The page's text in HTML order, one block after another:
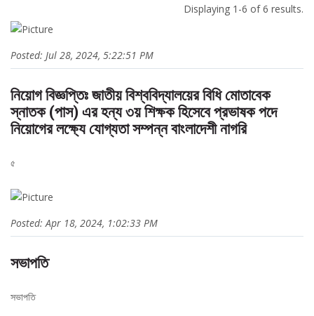
Displaying 1-6 of 6 results.
Posted: Jul 28, 2024, 5:22:51 PM
নিয়োগ বিজ্ঞপ্তিঃ জাতীয় বিশ্ববিদ্যালয়ের বিধি মোতাবেক
স্নাতক (পাস) এর হন্য ৩য় শিক্ষক হিসেবে প্রভাষক পদে
নিয়োগের লক্ষ্যে যোগ্যতা সম্পন্ন বাংলাদেশী নাগরি
৫
Posted: Apr 18, 2024, 1:02:33 PM
সভাপতি
সভাপতি